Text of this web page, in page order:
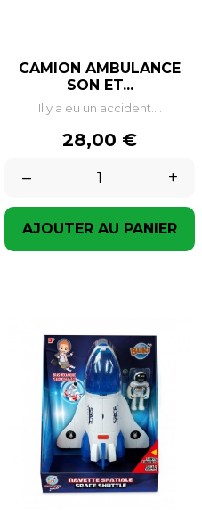
CAMION AMBULANCE
SON ET...
Il y a eu un accident....
Prix
28,00 €
–
+
AJOUTER AU PANIER